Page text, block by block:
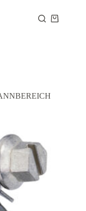
Warenkorb